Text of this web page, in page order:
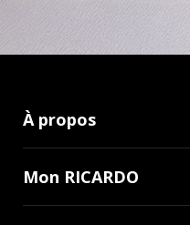
À propos
Mon RICARDO